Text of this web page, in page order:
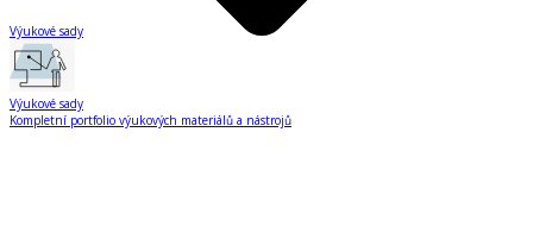
Výukové sady
Výukové sady
Kompletní portfolio výukových materiálů a nástrojů